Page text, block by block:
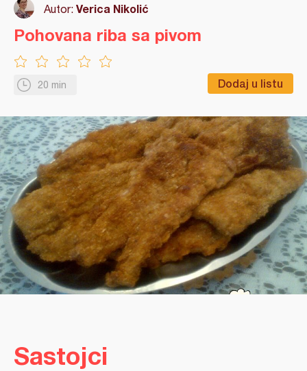
Autor: Verica Nikolić
20 min Dodaj u listu
Pohovana riba sa pivom
Sastojci